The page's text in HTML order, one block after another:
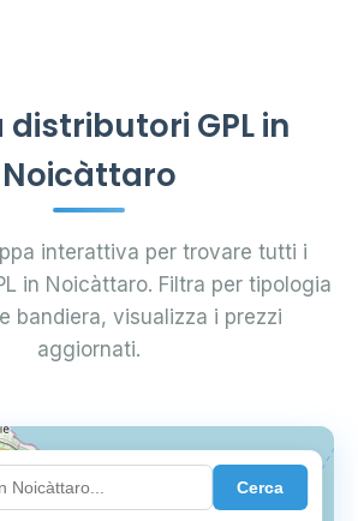
GPL in
Noicàttaro
interattiva per trovare tutti i
in Noicàttaro. Filtra per tipologia
bandiera, visualizza i prezzi
aggiornati.
Cerca